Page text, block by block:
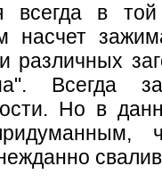
всегда в
насчет
различных
Всегда
Но в